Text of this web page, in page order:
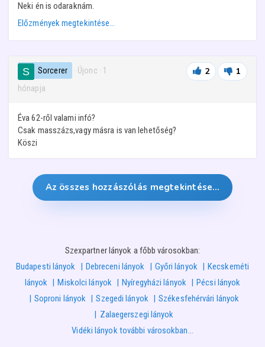
Neki én is odaraknám.
Előzmények megtekintése…
Sorcerer · Újonc · 1
hónapja
2 1
Éva 62-ről valami infó?
Csak masszázs,vagy másra is van lehetőség?
Köszi
Az összes hozzászólás megtekintése…
Szexpartner lányok a főbb városokban:
Budapesti lányok
Debreceni lányok Győri lányok
Kecskeméti
lányok
Miskolci lányok Nyíregyházi lányok
Pécsi lányok
Soproni lányok
Szegedi lányok
Székesfehérvári lányok
Zalaegerszegi lányok
Vidéki lányok további városokban…